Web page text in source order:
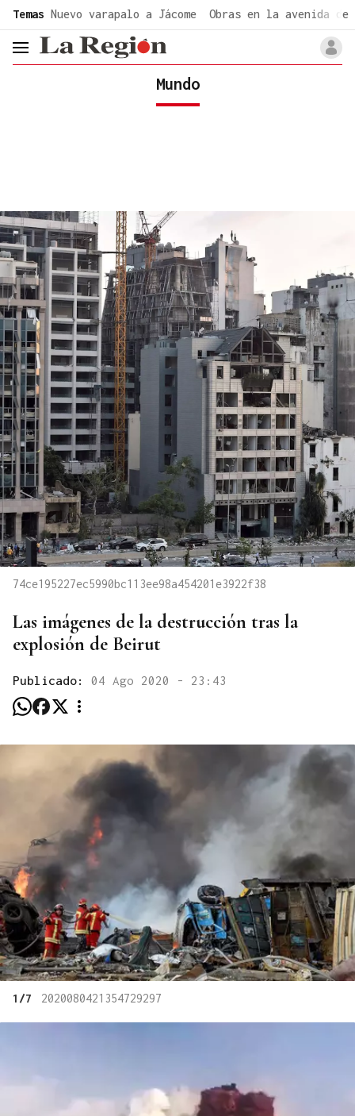
Temas Nuevo varapalo a Jácome Obras en la avenida de
header.menu.open
Mundo
74ce195227ec5990bc113ee98a454201e3922f38
Las imágenes de la destrucción tras la
explosión de Beirut
Publicado: 04 Ago 2020 - 23:43
1/7 2020080421354729297